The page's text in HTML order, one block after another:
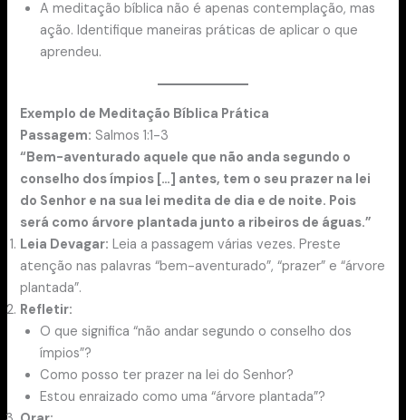
A meditação bíblica não é apenas contemplação, mas
ação. Identifique maneiras práticas de aplicar o que
aprendeu.
Exemplo de Meditação Bíblica Prática
Passagem: Salmos 1:1-3
“Bem-aventurado aquele que não anda segundo o
conselho dos ímpios […] antes, tem o seu prazer na lei
do Senhor e na sua lei medita de dia e de noite. Pois
será como árvore plantada junto a ribeiros de águas.”
Leia Devagar: Leia a passagem várias vezes. Preste
atenção nas palavras “bem-aventurado”, “prazer” e “árvore
plantada”.
Refletir:
O que significa “não andar segundo o conselho dos
ímpios”?
Como posso ter prazer na lei do Senhor?
Estou enraizado como uma “árvore plantada”?